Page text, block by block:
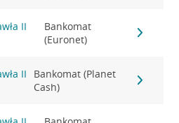
II
Bankomat
(Euronet)
II
Bankomat (Planet
Cash)